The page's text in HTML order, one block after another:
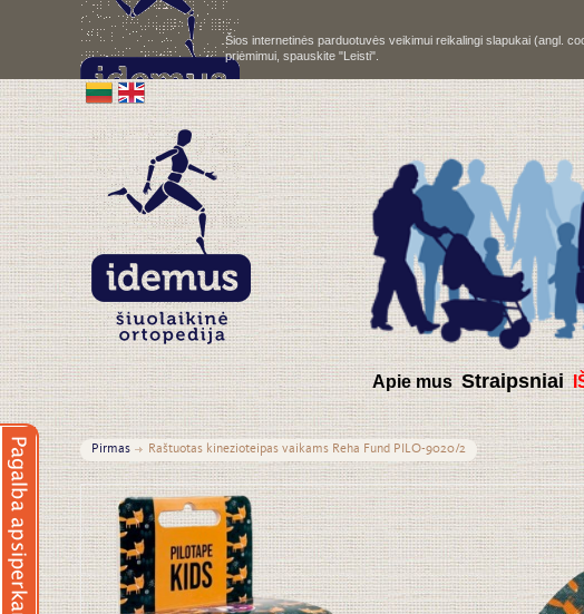
Šios internetinės parduotuvės veikimui reikalingi slapukai (angl.
priėmimui, spauskite "Leisti".
Apie mus Straipsniai
Pirmas Raštuotas kinezioteipas vaikams Reha Fund PILO-9020/2